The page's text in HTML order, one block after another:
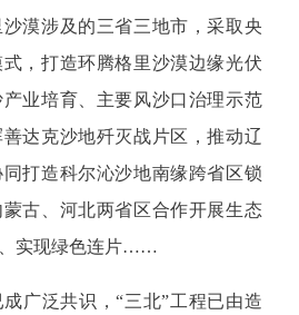
漠涉及的三省三地市，采取央
，打造环腾格里沙漠边缘光伏
业培育、主要风沙口治理示范
达克沙地歼灭战片区，推动辽
打造科尔沁沙地南缘跨省区锁
古、河北两省区合作开展生态
实现绿色连片……
广泛共识，“三北”工程已由造